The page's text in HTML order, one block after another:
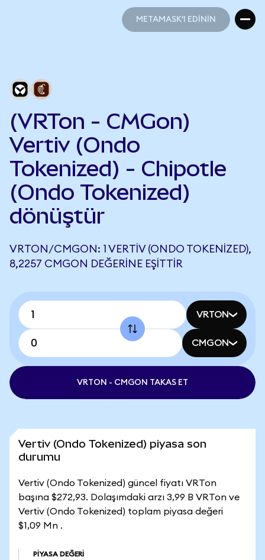
METAMASK'I EDİNİN
(VRTon - CMGon)
Vertiv (Ondo
Tokenized) - Chipotle
(Ondo Tokenized)
dönüştür
VRTON/CMGON: 1 VERTIV (ONDO TOKENIZED),
8,2257 CMGON DEĞERINE EŞITTIR
VRTON
CMGON
VRTON - CMGON TAKAS ET
Vertiv (Ondo Tokenized) piyasa son
durumu
Vertiv (Ondo Tokenized) güncel fiyatı VRTon
başına $272,93. Dolaşımdaki arzı 3,99 B VRTon ve
Vertiv (Ondo Tokenized) toplam piyasa değeri
$1,09 Mn .
PIYASA DEĞERI